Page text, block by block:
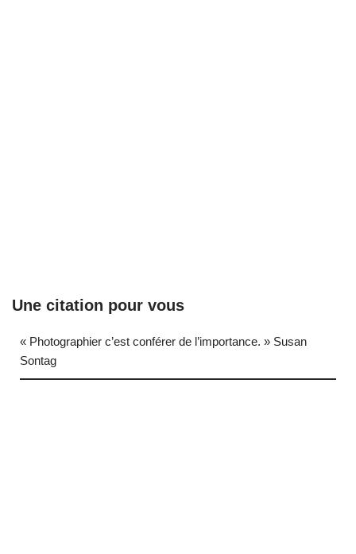
Une citation pour vous
« Photographier c’est conférer de l’importance. » Susan
Sontag